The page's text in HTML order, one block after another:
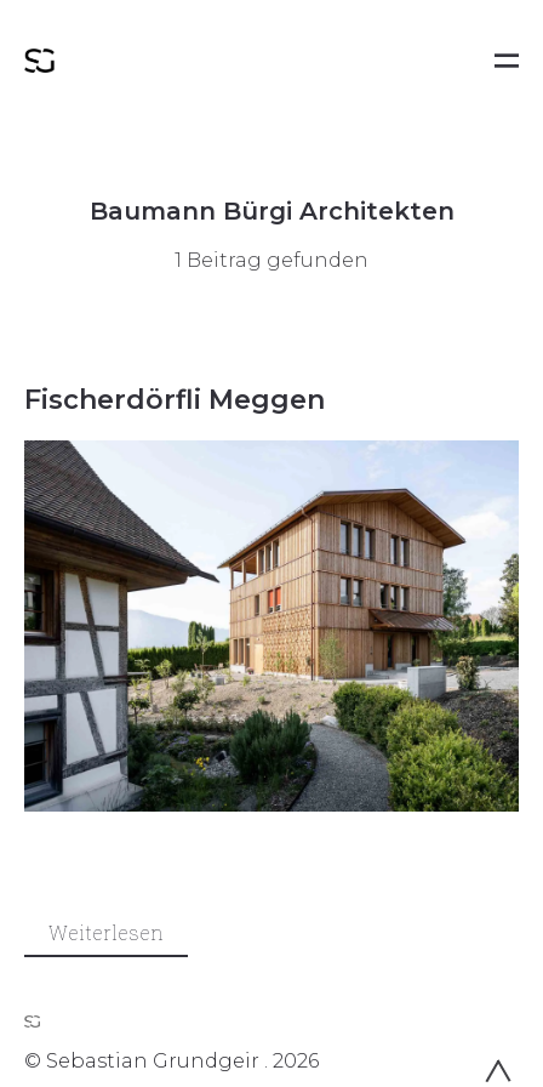
Baumann Bürgi Architekten
1 Beitrag gefunden
Fischerdörfli Meggen
Weiterlesen
© Sebastian Grundgeir . 2026